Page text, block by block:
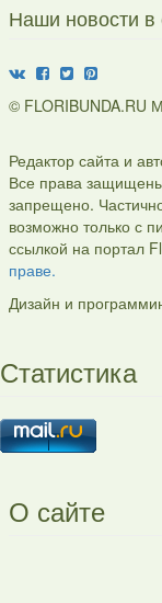
Наши новости в
© FLORIBUNDA.RU
Редактор сайта и
Все права
запрещено.
возможно только с
ссылкой на портал
праве.
Дизайн и
Статистика
О сайте